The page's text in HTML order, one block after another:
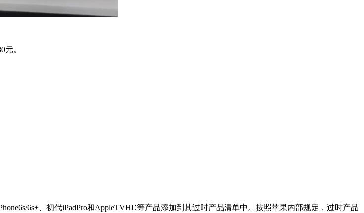
元。
6s+、初代iPadPro和AppleTVHD等产品添加到其过时产品清单中。按照苹果内部规定，过时产品